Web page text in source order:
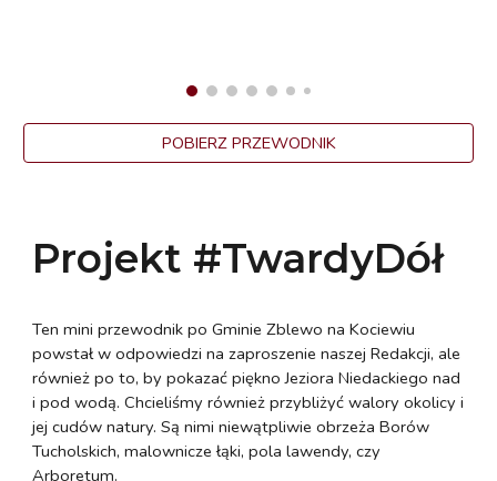
POBIERZ PRZEWODNIK
Projekt #TwardyDół
Ten mini przewodnik po Gminie Zblewo na Kociewiu
powstał w odpowiedzi na zaproszenie naszej Redakcji, ale
również po to, by pokazać piękno Jeziora Niedackiego nad
i pod wodą. Chcieliśmy również przybliżyć walory okolicy i
jej cudów natury. Są nimi niewątpliwie obrzeża Borów
Tucholskich, malownicze łąki, pola lawendy, czy
Arboretum.